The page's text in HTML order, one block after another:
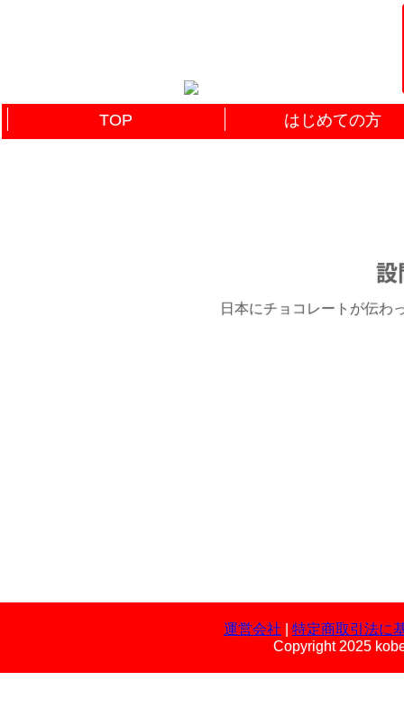
TOP はじめての方
設
日本にチョコレートが伝わ
運営会社
特定商取引法に
Copyright 2025